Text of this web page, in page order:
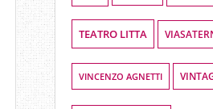
TEATRO LITTA
VINCENZO AGNETTI